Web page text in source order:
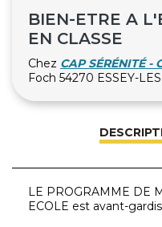
BIEN-ETRE A
EN CLASSE
Chez CAP SÉRÉNITÉ
Foch 54270 ESSEY-
LE PROGRAMME DE
ECOLE est avant-